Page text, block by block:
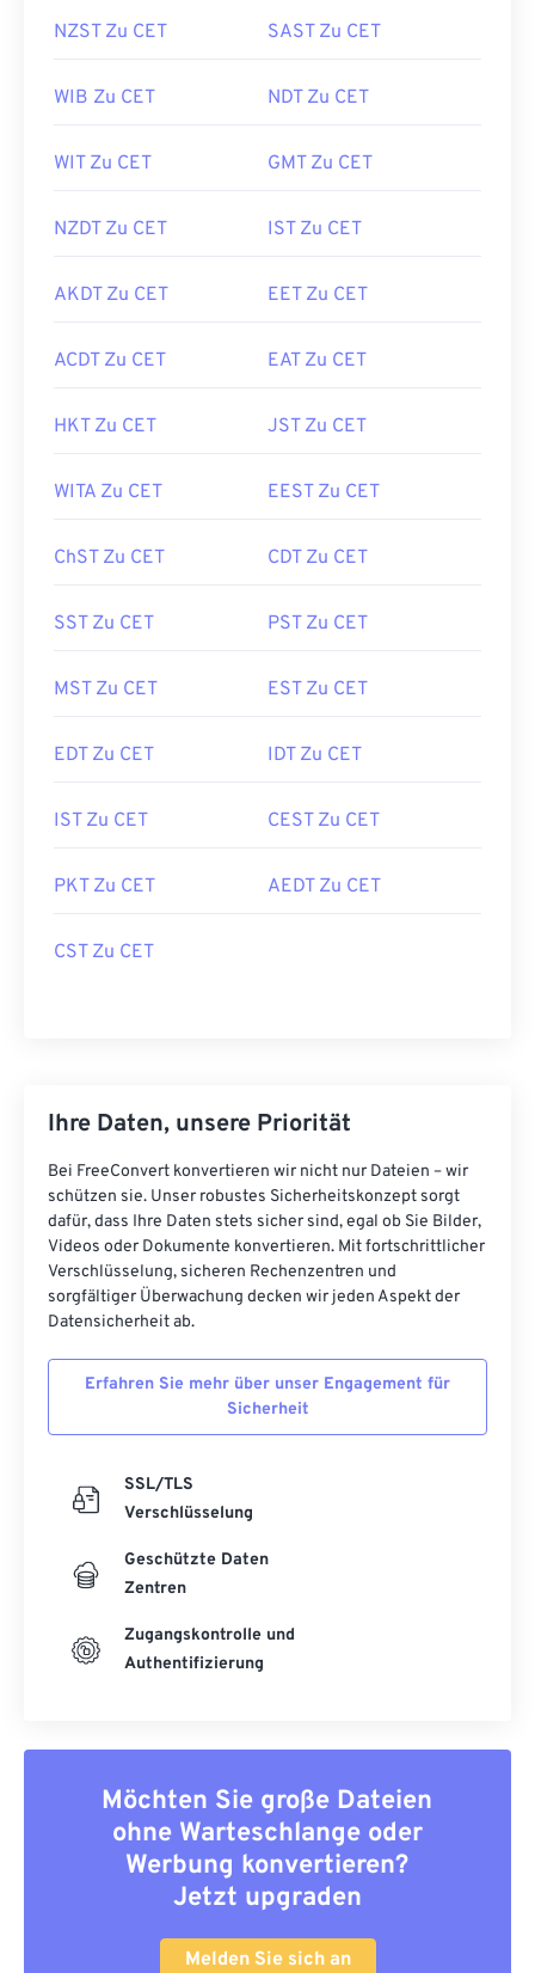
NZST Zu CET SAST Zu CET
WIB Zu CET NDT Zu CET
WIT Zu CET GMT Zu CET
NZDT Zu CET IST Zu CET
AKDT Zu CET EET Zu CET
ACDT Zu CET EAT Zu CET
HKT Zu CET JST Zu CET
WITA Zu CET EEST Zu CET
ChST Zu CET CDT Zu CET
SST Zu CET PST Zu CET
MST Zu CET EST Zu CET
EDT Zu CET IDT Zu CET
IST Zu CET CEST Zu CET
PKT Zu CET AEDT Zu CET
CST Zu CET
Ihre Daten, unsere Priorität
Bei FreeConvert konvertieren wir nicht nur Dateien – wir
schützen sie. Unser robustes Sicherheitskonzept sorgt
dafür, dass Ihre Daten stets sicher sind, egal ob Sie Bilder,
Videos oder Dokumente konvertieren. Mit fortschrittlicher
Verschlüsselung, sicheren Rechenzentren und
sorgfältiger Überwachung decken wir jeden Aspekt der
Datensicherheit ab.
Erfahren Sie mehr über unser Engagement für
Sicherheit
SSL/TLS
Verschlüsselung
Geschützte Daten
Zentren
Zugangskontrolle und
Authentifizierung
Möchten Sie große Dateien
ohne Warteschlange oder
Werbung konvertieren?
Jetzt upgraden
Melden Sie sich an